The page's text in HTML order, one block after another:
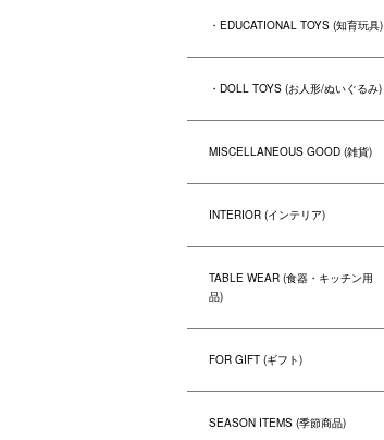
・EDUCATIONAL TOYS (知育玩具)
・DOLL TOYS (お人形/ぬいぐるみ)
MISCELLANEOUS GOOD (雑貨)
INTERIOR (インテリア)
TABLE WEAR (食器・キッチン用
品)
FOR GIFT (ギフト)
SEASON ITEMS (季節商品)